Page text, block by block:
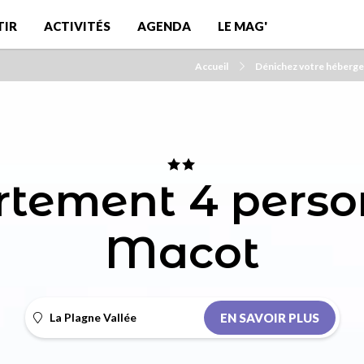
ACTIVITÉS AGENDA LE MAG'
Accueil Dénichez votre
4
Macot
La Plagne Vallée EN SAVOIR PLUS